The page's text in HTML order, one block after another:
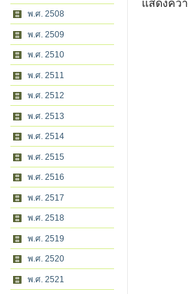
พ.ศ. 2508
พ.ศ. 2509
พ.ศ. 2510
พ.ศ. 2511
พ.ศ. 2512
พ.ศ. 2513
พ.ศ. 2514
พ.ศ. 2515
พ.ศ. 2516
พ.ศ. 2517
พ.ศ. 2518
พ.ศ. 2519
พ.ศ. 2520
พ.ศ. 2521
แสดงคว